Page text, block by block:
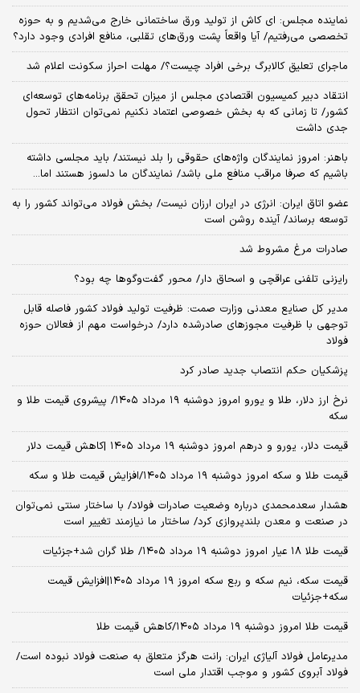
نماینده مجلس: ای‌ کاش از تولید ورق ساختمانی خارج می‌شدیم و به حوزه
تخصصی می‌رفتیم/ آیا واقعاً پشت ورق‌های تقلبی، منافع افرادی وجود دارد؟
ماجرای تعلیق کالابرگ برخی افراد چیست؟/ مهلت احراز سکونت اعلام شد
انتقاد دبیر کمیسیون اقتصادی مجلس از میزان تحقق برنامه‌های توسعه‌ای
کشور/ تا زمانی که به بخش خصوصی اعتماد نکنیم نمی‌توان انتظار تحول
جدی داشت
باهنر: امروز نمایندگان واژه‌های حقوقی را بلد نیستند/ باید مجلسی داشته
باشیم که صرفا مراقب منافع ملی باشد/ نمایندگان ما دلسوز هستند اما...
عضو اتاق ایران: انرژی در ایران ارزان نیست/ بخش فولاد می‌تواند کشور را به
توسعه برساند/ آینده روشن است
صادرات مرغ مشروط شد
رایزنی تلفنی عراقچی و اسحاق دار/ محور گفت‌وگوها چه بود؟
مدیر کل صنایع معدنی وزارت صمت: ظرفیت تولید فولاد کشور فاصله قابل‌
توجهی با ظرفیت مجوزهای صادرشده دارد/ درخواست مهم از فعالان حوزه
فولاد
پزشکیان حکم انتصاب جدید صادر کرد
نرخ ارز دلار، طلا و یورو امروز دوشنبه ۱۹ مرداد ۱۴۰۵/ پیشروی قیمت طلا و
سکه
قیمت دلار، یورو و درهم امروز دوشنبه ۱۹ مرداد ۱۴۰۵ |کاهش قیمت دلار
قیمت طلا و سکه امروز دوشنبه ۱۹ مرداد ۱۴۰۵/افزایش قیمت طلا و سکه
هشدار سعدمحمدی درباره وضعیت صادرات فولاد/ با ساختار سنتی نمی‌توان
در صنعت و معدن بلندپروازی کرد/ ساختار ما نیازمند تغییر است
قیمت طلا ۱۸ عیار امروز دوشنبه ۱۹ مرداد ۱۴۰۵/ طلا گران شد+جزئیات
قیمت سکه، نیم سکه و ربع سکه امروز ۱۹ مرداد ۱۴۰۵|افزایش قیمت
سکه+جزئیات
قیمت طلا امروز دوشنبه ۱۹ مرداد ۱۴۰۵/کاهش قیمت طلا
مدیرعامل فولاد آلیاژی ایران: رانت هرگز متعلق به صنعت فولاد نبوده است/
فولاد آبروی کشور و موجب اقتدار ملی است